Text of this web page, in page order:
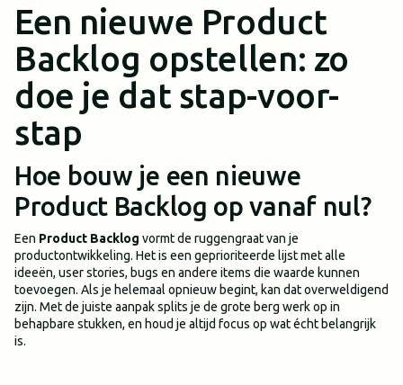
Een nieuwe Product
Backlog opstellen: zo
doe je dat stap-voor-
stap
Hoe bouw je een nieuwe
Product Backlog op vanaf nul?
Een Product Backlog vormt de ruggengraat van je
productontwikkeling. Het is een geprioriteerde lijst met alle
ideeën, user stories, bugs en andere items die waarde kunnen
toevoegen. Als je helemaal opnieuw begint, kan dat overweldigend
zijn. Met de juiste aanpak splits je de grote berg werk op in
behapbare stukken, en houd je altijd focus op wat écht belangrijk
is.